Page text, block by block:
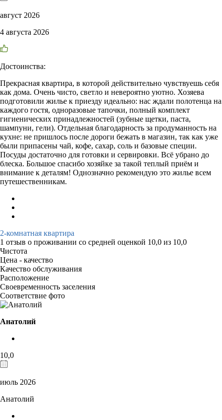
август 2026
4 августа 2026
Достоинства:
Прекрасная квартира, в которой действительно чувствуешь себя
как дома. Очень чисто, светло и невероятно уютно. Хозяева
подготовили жилье к приезду идеально: нас ждали полотенца на
каждого гостя, одноразовые тапочки, полный комплект
гигиенических принадлежностей (зубные щетки, паста,
шампуни, гели). Отдельная благодарность за продуманность на
кухне: не пришлось после дороги бежать в магазин, так как уже
были припасены чай, кофе, сахар, соль и базовые специи.
Посуды достаточно для готовки и сервировки. Всё убрано до
блеска. Большое спасибо хозяйке за такой теплый приём и
внимание к деталям! Однозначно рекомендую это жилье всем
путешественникам.
2-комнатная квартира
1 отзыв о проживании со средней оценкой 10,0 из 10,0
Чистота
Цена - качество
Качество обслуживания
Расположение
Своевременность заселения
Соответствие фото
Анатолий
10,0
июль 2026
Анатолий